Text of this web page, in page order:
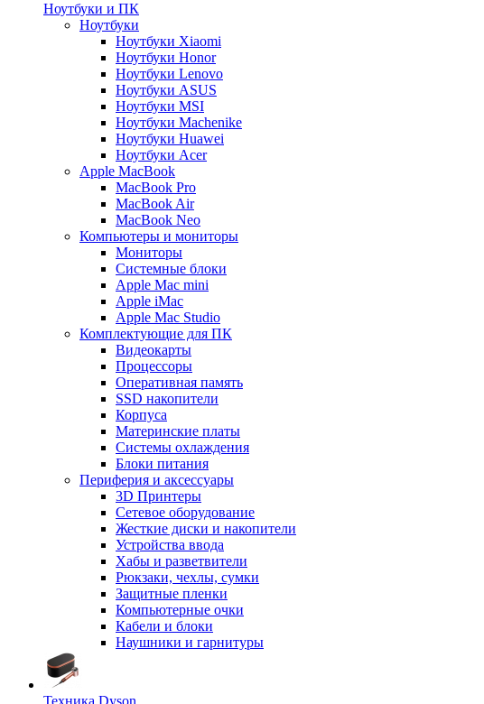
Ноутбуки и ПК
Ноутбуки
Ноутбуки Xiaomi
Ноутбуки Honor
Ноутбуки Lenovo
Ноутбуки ASUS
Ноутбуки MSI
Ноутбуки Machenike
Ноутбуки Huawei
Ноутбуки Acer
Apple MacBook
MacBook Pro
MacBook Air
MacBook Neo
Компьютеры и мониторы
Мониторы
Системные блоки
Apple Mac mini
Apple iMac
Apple Mac Studio
Комплектующие для ПК
Видеокарты
Процессоры
Оперативная память
SSD накопители
Корпуса
Материнские платы
Системы охлаждения
Блоки питания
Периферия и аксессуары
3D Принтеры
Сетевое оборудование
Жесткие диски и накопители
Устройства ввода
Хабы и разветвители
Рюкзаки, чехлы, сумки
Защитные пленки
Компьютерные очки
Кабели и блоки
Наушники и гарнитуры
Техника Dyson